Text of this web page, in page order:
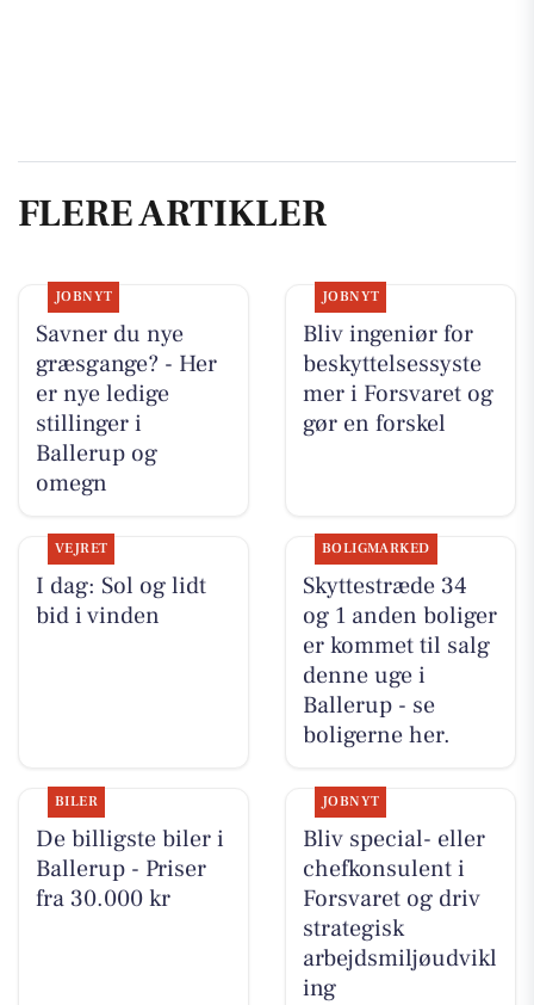
FLERE ARTIKLER
JOBNYT
Savner du nye
græsgange? - Her
er nye ledige
stillinger i
Ballerup og
omegn
JOBNYT
Bliv ingeniør for
beskyttelsessyste
mer i Forsvaret og
gør en forskel
VEJRET
I dag: Sol og lidt
bid i vinden
BOLIGMARKED
Skyttestræde 34
og 1 anden boliger
er kommet til salg
denne uge i
Ballerup - se
boligerne her.
BILER
De billigste biler i
Ballerup - Priser
fra 30.000 kr
JOBNYT
Bliv special- eller
chefkonsulent i
Forsvaret og driv
strategisk
arbejdsmiljøudvikl
ing